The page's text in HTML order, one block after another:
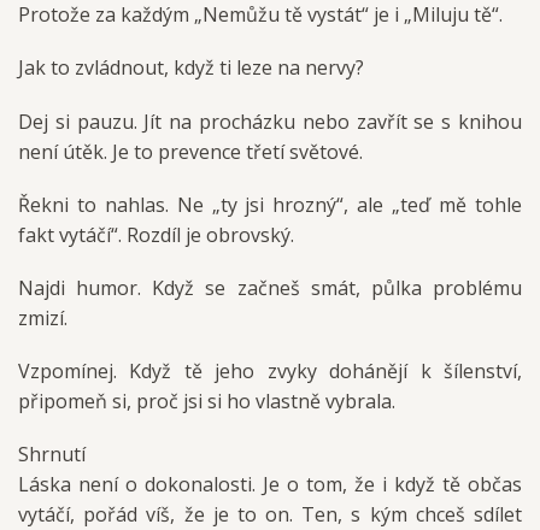
Protože za každým „Nemůžu tě vystát“ je i „Miluju tě“.
Jak to zvládnout, když ti leze na nervy?
Dej si pauzu. Jít na procházku nebo zavřít se s knihou
není útěk. Je to prevence třetí světové.
Řekni to nahlas. Ne „ty jsi hrozný“, ale „teď mě tohle
fakt vytáčí“. Rozdíl je obrovský.
Najdi humor. Když se začneš smát, půlka problému
zmizí.
Vzpomínej. Když tě jeho zvyky dohánějí k šílenství,
připomeň si, proč jsi si ho vlastně vybrala.
Shrnutí
Láska není o dokonalosti. Je o tom, že i když tě občas
vytáčí, pořád víš, že je to on. Ten, s kým chceš sdílet